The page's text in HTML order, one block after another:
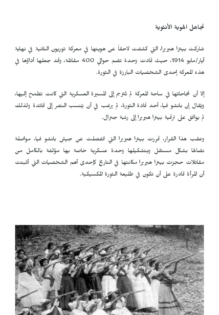
تجاهل الهوية الأنثوية
شاركت بيترا هيريرا، التي كشفت لاحقاً عن هويتها في معركة توريون الثانية في نهاية
أيار/مايو 1914، حيث قادت وحدة تضم حوالي 400 مقاتلة، وقد جعلها أداؤها في
هذه المعركة إحدى الشخصيات البارزة في الثورة.
إلا أن نجاحاتها في ساحة المعركة لم تُترجم إلى المسيرة العسكرية التي كانت تطمح إليها،
ويُقال إن بانشو فيا، أحد قادة الثورة، لم يرغب في أن يُنسب النصر إلى قائدة ولذلك
لم يوافق على ترقية بيترا هيريرا إلى رتبة جنرال.
وعقب هذا القرار، قررت بيترا هيريرا التي انفصلت عن جيش بانشو فيا، مواصلة
نضالها بشكل مستقل وبتشكيلها وحدة عسكرية خاصة بها مؤلفة بالكامل من
مقاتلات حجزت بيترا هيريرا مكانتها في التاريخ كإحدى أهم الشخصيات التي أثبتت
أن المرأة قادرة على أن تكون في طليعة الثورة المكسيكية.